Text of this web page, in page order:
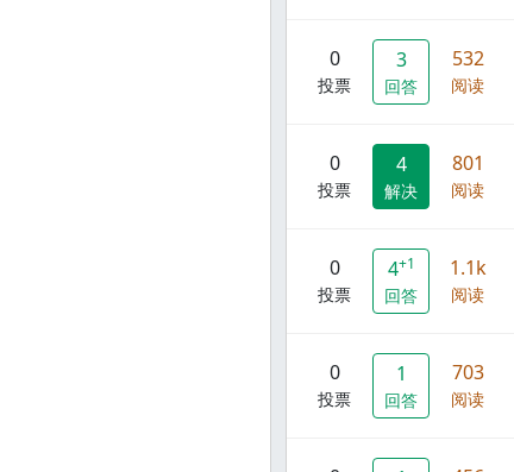
0
投票
3
回答
532
阅读
0
投票
4
解决
801
阅读
0
投票
4+1
回答
1.1k
阅读
0
投票
1
回答
703
阅读